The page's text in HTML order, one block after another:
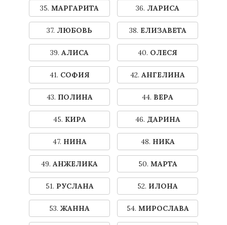
35. МАРГАРИТА 36. ЛАРИСА
37. ЛЮБОВЬ 38. ЕЛИЗАВЕТА
39. АЛИСА 40. ОЛЕСЯ
41. СОФИЯ 42. АНГЕЛИНА
43. ПОЛИНА 44. ВЕРА
45. КИРА 46. ДАРИНА
47. НИНА 48. НИКА
49. АНЖЕЛИКА 50. МАРТА
51. РУСЛАНА 52. ИЛОНА
53. ЖАННА 54. МИРОСЛАВА